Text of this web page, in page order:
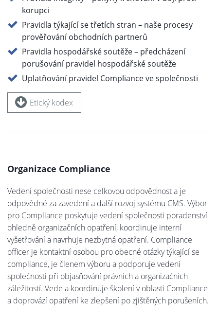
korupci
Pravidla týkající se třetích stran – naše procesy
prověřování obchodních partnerů
Pravidla hospodářské soutěže – předcházení
porušování pravidel hospodářské soutěže
Uplatňování pravidel Compliance ve společnosti
Etický kodex
Organizace Compliance
Vedení společnosti nese celkovou odpovědnost a je
odpovědné za zavedení a další rozvoj systému CMS. Výbor
pro Compliance poskytuje vedení společnosti poradenství
ohledně organizačních opatření, koordinuje interní
vyšetřování a navrhuje nezbytná opatření. Compliance
officer je kontaktní osobou pro obecné otázky týkající se
compliance, je členem výboru a podporuje vedení
společnosti při objasňování právních a organizačních
záležitostí. Vede a koordinuje školení v oblasti Compliance
a doprovází opatření ke zlepšení po zjištěných porušeních.